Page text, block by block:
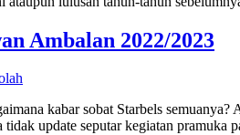
Ambalan 2022/2023
kabar sobat Starbels
update seputar kegiatan pramuka